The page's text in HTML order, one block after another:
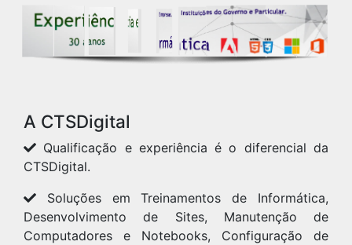
A CTSDigital
Qualificação e experiência é o diferencial da
CTSDigital.
Soluções em Treinamentos de Informática,
Desenvolvimento de Sites, Manutenção de
Computadores e Notebooks, Configuração de